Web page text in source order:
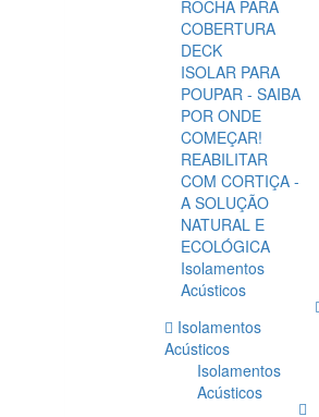
ROCHA PARA
COBERTURA
DECK
ISOLAR PARA
POUPAR - SAIBA
POR ONDE
COMEÇAR!
REABILITAR
COM CORTIÇA -
A SOLUÇÃO
NATURAL E
ECOLÓGICA
Isolamentos
Acústicos
Isolamentos
Acústicos
Isolamentos
Acústicos